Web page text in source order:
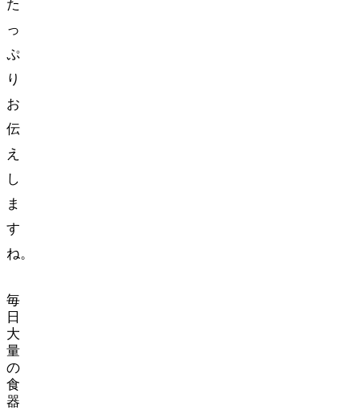
た
っ
ぷ
り
お
伝
え
し
ま
す
ね。
毎
日
大
量
の
食
器